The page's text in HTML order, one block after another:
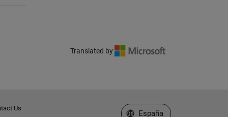
Translated by
Us
Seleccione un país/idioma
España